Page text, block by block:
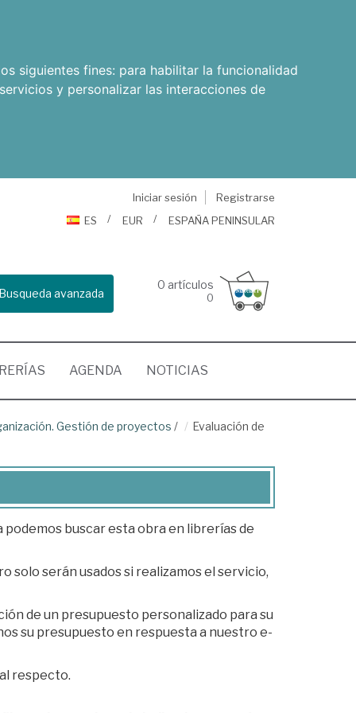
siguientes fines: para habilitar la funcionalidad
y personalizar las interacciones de
Iniciar sesión
Registrarse
ES
EUR ESPAÑA PENINSULAR
Busqueda avanzada
0 artículos
0
AGENDA NOTICIAS
Gestión de proyectos /
Evaluación de
buscar esta obra en librerías de
solo serán usados si realizamos el servicio,
de un presupuesto personalizado para su
respecto.